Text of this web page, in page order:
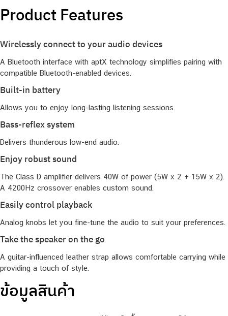
Product Features
Wirelessly connect to your audio devices
A Bluetooth interface with aptX technology simplifies pairing with
compatible Bluetooth-enabled devices.
Built-in battery
Allows you to enjoy long-lasting listening sessions.
Bass-reflex system
Delivers thunderous low-end audio.
Enjoy robust sound
The Class D amplifier delivers 40W of power (5W x 2 + 15W x 2).
A 4200Hz crossover enables custom sound.
Easily control playback
Analog knobs let you fine-tune the audio to suit your preferences.
Take the speaker on the go
A guitar-influenced leather strap allows comfortable carrying while
providing a touch of style.
ข้อมูลสินค้า